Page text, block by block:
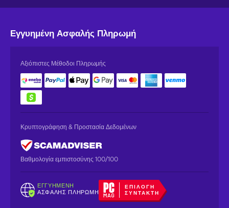
Εγγυημένη Ασφαλής Πληρωμή
Αξιόπιστες Μέθοδοι Πληρωμής
Κρυπτογράφηση & Προστασία Δεδομένων
Βαθμολογία εμπιστοσύνης 100/100
ΕΓΓΥΗΜΈΝΗ
ΑΣΦΑΛΉΣ ΠΛΗΡΩΜΉ
ΕΠΙΛΟΓΉ
ΣΥΝΤΆΚΤΗ